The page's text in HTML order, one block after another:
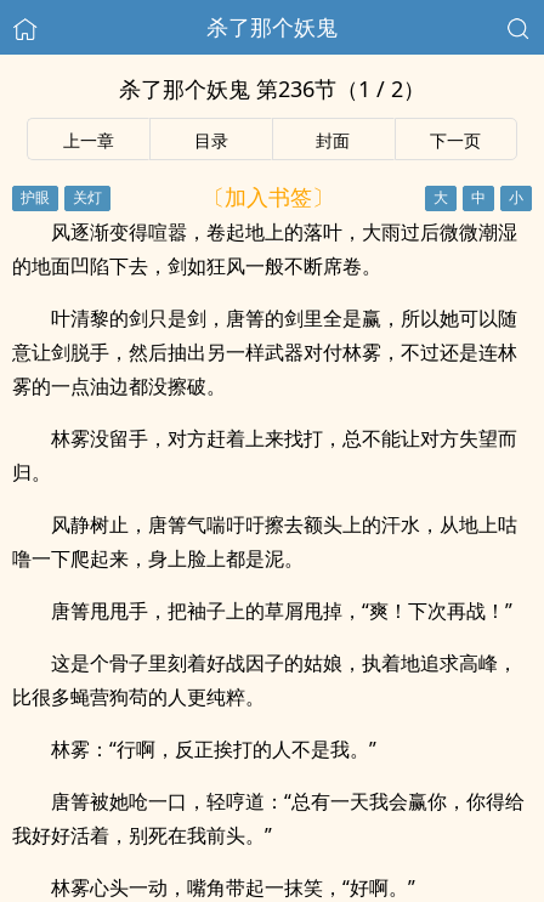
杀了那个妖鬼
杀了那个妖鬼 第236节（1 / 2）
上一章 目录 封面 下一页
〔加入书签〕
风逐渐变得喧嚣，卷起地上的落叶，大雨过后微微潮湿
的地面凹陷下去，剑如狂风一般不断席卷。
叶清黎的剑只是剑，唐箐的剑里全是赢，所以她可以随
意让剑脱手，然后抽出另一样武器对付林雾，不过还是连林
雾的一点油边都没擦破。
林雾没留手，对方赶着上来找打，总不能让对方失望而
归。
风静树止，唐箐气喘吁吁擦去额头上的汗水，从地上咕
噜一下爬起来，身上脸上都是泥。
唐箐甩甩手，把袖子上的草屑甩掉，“爽！下次再战！”
这是个骨子里刻着好战因子的姑娘，执着地追求高峰，
比很多蝇营狗苟的人更纯粹。
林雾：“行啊，反正挨打的人不是我。”
唐箐被她呛一口，轻哼道：“总有一天我会赢你，你得给
我好好活着，别死在我前头。”
林雾心头一动，嘴角带起一抹笑，“好啊。”